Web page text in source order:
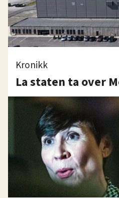
Kronikk
La staten ta over